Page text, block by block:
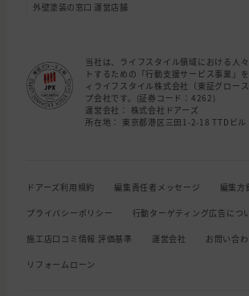
外壁塗装の窓口 運営店舗
当社は、ライフスタイル領域における人
トするための「行動支援サービス事業」
ィライフスタイル株式会社（東証グロー
プ会社です。(証券コード：4262)
運営会社： 株式会社ドアーズ
所在地： 東京都港区三田1-2-18 TTDビル
ドアーズ利用規約 編集責任者メッセージ 編集方
プライバシーポリシー 行動ターゲティング広告につ
施工店口コミ情報 評価基準 運営会社 お問い合
リフォームローン